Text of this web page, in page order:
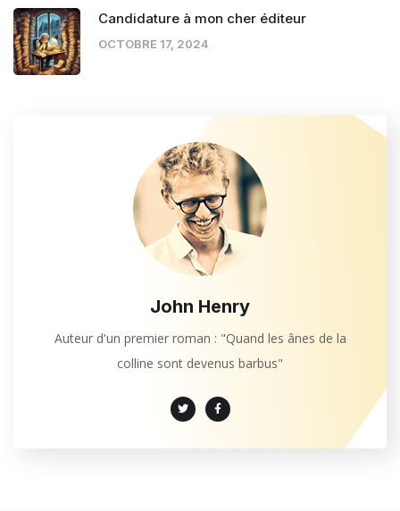
Candidature à mon cher éditeur
OCTOBRE 17, 2024
John Henry
Auteur d'un premier roman : "Quand les ânes de la
colline sont devenus barbus"